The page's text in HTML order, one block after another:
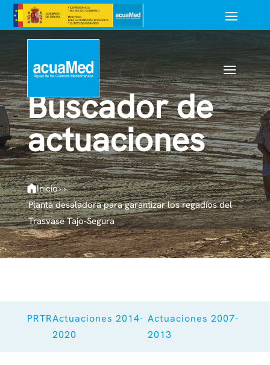
Buscador de
actuaciones
Inicio› ›
Planta desaladora para garantizar los regadíos del
Trasvase Tajo-Segura
PRTRActuaciones 2014-
2020
Actuaciones 2007-
2013